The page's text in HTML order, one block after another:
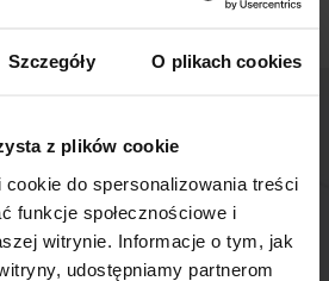
Szczegóły O plikach cookies
z plików cookie
do spersonalizowania treści
funkcje społecznościowe i
witrynie. Informacje o tym, jak
udostępniamy partnerom
aktualne informacje
Home - zapisz się do naszego